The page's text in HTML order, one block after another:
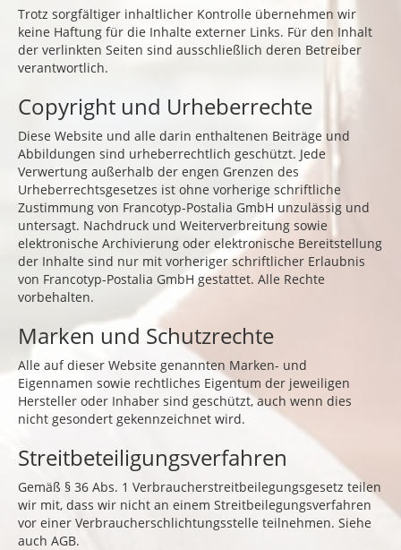
Trotz sorgfältiger inhaltlicher Kontrolle übernehmen wir
keine Haftung für die Inhalte externer Links. Für den Inhalt
der verlinkten Seiten sind ausschließlich deren Betreiber
verantwortlich.
Copyright und Urheberrechte
Diese Website und alle darin enthaltenen Beiträge und
Abbildungen sind urheberrechtlich geschützt. Jede
Verwertung außerhalb der engen Grenzen des
Urheberrechtsgesetzes ist ohne vorherige schriftliche
Zustimmung von Francotyp-Postalia GmbH unzulässig und
untersagt. Nachdruck und Weiterverbreitung sowie
elektronische Archivierung oder elektronische Bereitstellung
der Inhalte sind nur mit vorheriger schriftlicher Erlaubnis
von Francotyp-Postalia GmbH gestattet. Alle Rechte
vorbehalten.
Marken und Schutzrechte
Alle auf dieser Website genannten Marken- und
Eigennamen sowie rechtliches Eigentum der jeweiligen
Hersteller oder Inhaber sind geschützt, auch wenn dies
nicht gesondert gekennzeichnet wird.
Streitbeteiligungsverfahren
Gemäß § 36 Abs. 1 Verbraucherstreitbeilegungsgesetz teilen
wir mit, dass wir nicht an einem Streitbeilegungsverfahren
vor einer Verbraucherschlichtungsstelle teilnehmen. Siehe
auch AGB.